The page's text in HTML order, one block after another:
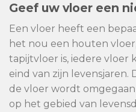
Geef uw vloer een
Een vloer heeft een
het nou een houten
tapijtvloer is, iedere vloer
eind van zijn levensjaren.
de vloer wordt
op het gebied van